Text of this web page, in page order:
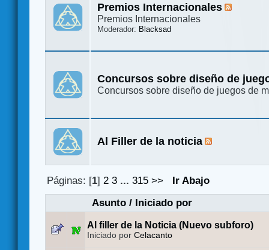
Premios Internacionales
Premios Internacionales
Moderador: Blacksad
Concursos sobre diseño de
Concursos sobre diseño de juegos de
Al Filler de la noticia
Páginas: [1]2 3 ...315 >>
Ir Abajo
Asunto/ Iniciado por
Al filler de la Noticia (Nuevo subforo)
Iniciado por Celacanto